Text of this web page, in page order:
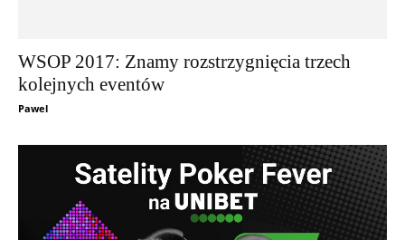
WSOP 2017: Znamy rozstrzygnięcia trzech
kolejnych eventów
Pawel